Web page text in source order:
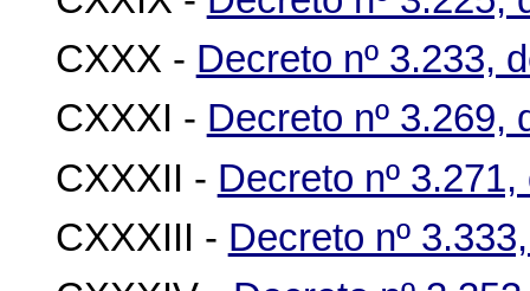
CXXX - Decreto nº 3.233,
CXXXI - Decreto nº
CXXXII - Decreto nº
CXXXIII - Decreto nº